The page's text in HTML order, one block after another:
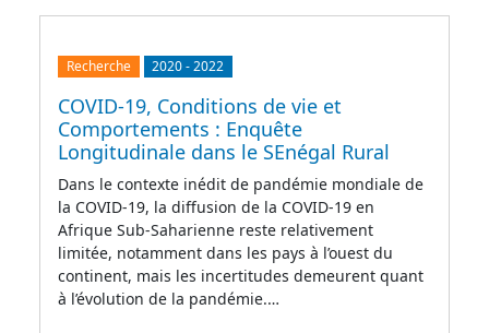
Recherche 2020-2022
COVID-19, Conditions de vie et
Comportements : Enquête
Longitudinale dans le SEnégal Rural
Dans le contexte inédit de pandémie mondiale de
la COVID-19, la diffusion de la COVID-19 en
Afrique Sub-Saharienne reste relativement
limitée, notamment dans les pays à l’ouest du
continent, mais les incertitudes demeurent quant
à l’évolution de la pandémie.…